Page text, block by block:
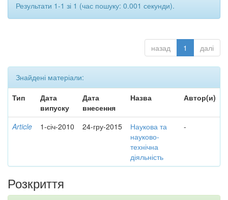
Результати 1-1 зі 1 (час пошуку: 0.001 секунди).
назад 1 далі
Знайдені матеріали:
Тип
Дата
випуску
Дата
внесення
Назва Автор(и)
Article 1-січ-2010 24-гру-2015
Наукова та
науково-
технічна
діяльність
-
Розкриття